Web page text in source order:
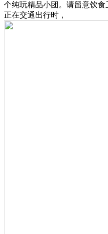
个纯玩精品小团。请留意饮食
正在交通出行时，